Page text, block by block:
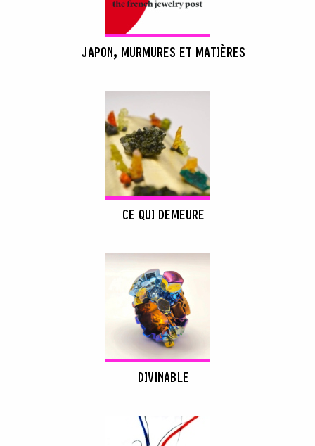
JAPON, MURMURES ET MATIÈRES
CE QUI DEMEURE
DIVINABLE